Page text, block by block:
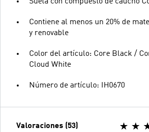
Contiene al menos un 20% de
y renovable
Color del artículo: Core Black /
Cloud White
Número de artículo: IH0670
Valoraciones (53)